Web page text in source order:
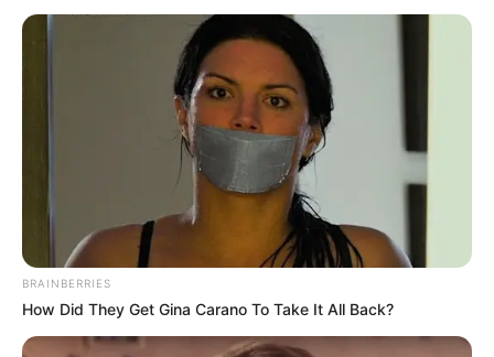
überragt wird. Von der Brücke aus, die auch viel
Karlsbrücke in Pragbesitzt, gelangt
Rathausund zumWürzburger Dom
Bilder von Sehenswürdigkeiten in Würzburg mit
weiteren touristischen Informationen:
BRAINBERRIES
How Did They Get Gina Carano To Take It All Back?